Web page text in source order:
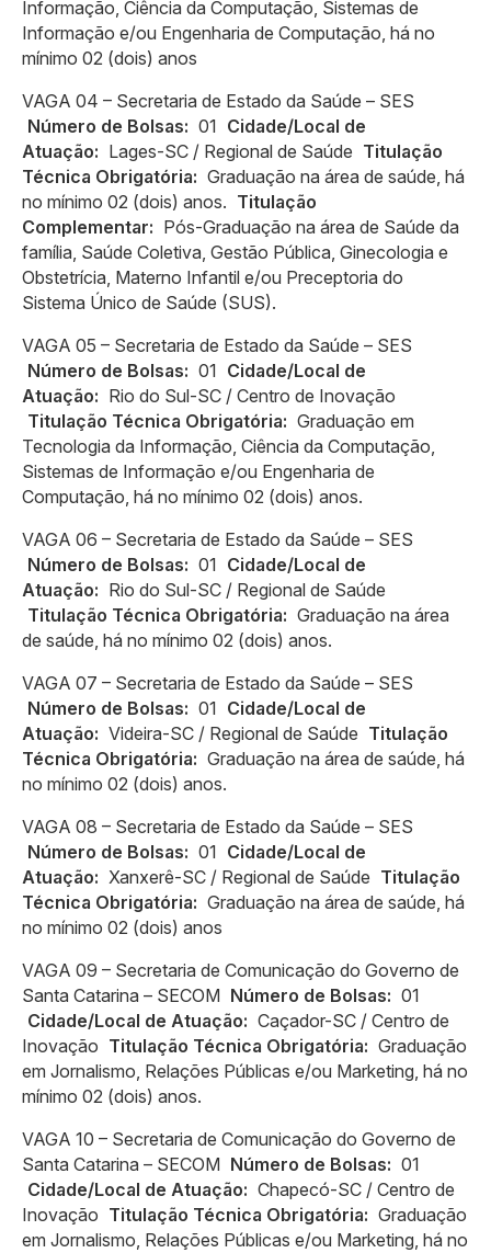
Informação, Ciência da Computação, Sistemas de
Informação e/ou Engenharia de Computação, há no
mínimo 02 (dois) anos
VAGA 04 – Secretaria de Estado da Saúde – SES
Número de Bolsas: 01 Cidade/Local de
Atuação: Lages-SC / Regional de Saúde Titulação
Técnica Obrigatória: Graduação na área de saúde, há
no mínimo 02 (dois) anos. Titulação
Complementar: Pós-Graduação na área de Saúde da
família, Saúde Coletiva, Gestão Pública, Ginecologia e
Obstetrícia, Materno Infantil e/ou Preceptoria do
Sistema Único de Saúde (SUS).
VAGA 05 – Secretaria de Estado da Saúde – SES
Número de Bolsas: 01 Cidade/Local de
Atuação: Rio do Sul-SC / Centro de Inovação
Titulação Técnica Obrigatória: Graduação em
Tecnologia da Informação, Ciência da Computação,
Sistemas de Informação e/ou Engenharia de
Computação, há no mínimo 02 (dois) anos.
VAGA 06 – Secretaria de Estado da Saúde – SES
Número de Bolsas: 01 Cidade/Local de
Atuação: Rio do Sul-SC / Regional de Saúde
Titulação Técnica Obrigatória: Graduação na área
de saúde, há no mínimo 02 (dois) anos.
VAGA 07 – Secretaria de Estado da Saúde – SES
Número de Bolsas: 01 Cidade/Local de
Atuação: Videira-SC / Regional de Saúde Titulação
Técnica Obrigatória: Graduação na área de saúde, há
no mínimo 02 (dois) anos.
VAGA 08 – Secretaria de Estado da Saúde – SES
Número de Bolsas: 01 Cidade/Local de
Atuação: Xanxerê-SC / Regional de Saúde Titulação
Técnica Obrigatória: Graduação na área de saúde, há
no mínimo 02 (dois) anos
VAGA 09 – Secretaria de Comunicação do Governo de
Santa Catarina – SECOM Número de Bolsas: 01
Cidade/Local de Atuação: Caçador-SC / Centro de
Inovação Titulação Técnica Obrigatória: Graduação
em Jornalismo, Relações Públicas e/ou Marketing, há no
mínimo 02 (dois) anos.
VAGA 10 – Secretaria de Comunicação do Governo de
Santa Catarina – SECOM Número de Bolsas: 01
Cidade/Local de Atuação: Chapecó-SC / Centro de
Inovação Titulação Técnica Obrigatória: Graduação
em Jornalismo, Relações Públicas e/ou Marketing, há no